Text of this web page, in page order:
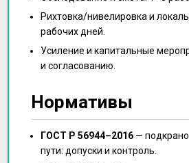
Рихтовка/нивелировка и
рабочих дней.
Усиление и капитальные
и согласованию.
Нормативы
ГОСТ Р 56944–2016 —
пути: допуски и контроль.